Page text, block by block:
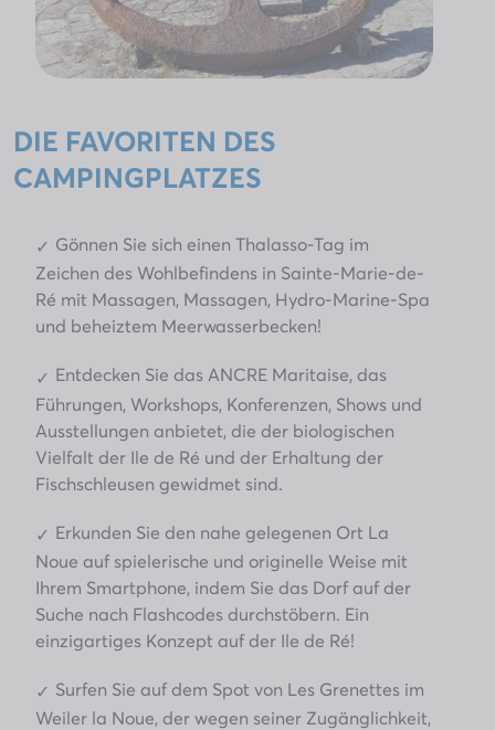
DIE FAVORITEN DES
CAMPINGPLATZES
Gönnen Sie sich einen Thalasso-Tag im
Zeichen des Wohlbefindens in Sainte-Marie-de-
Ré mit Massagen, Massagen, Hydro-Marine-Spa
und beheiztem Meerwasserbecken!
Entdecken Sie das ANCRE Maritaise, das
Führungen, Workshops, Konferenzen, Shows und
Ausstellungen anbietet, die der biologischen
Vielfalt der Ile de Ré und der Erhaltung der
Fischschleusen gewidmet sind.
Erkunden Sie den nahe gelegenen Ort La
Noue auf spielerische und originelle Weise mit
Ihrem Smartphone, indem Sie das Dorf auf der
Suche nach Flashcodes durchstöbern. Ein
einzigartiges Konzept auf der Ile de Ré!
Surfen Sie auf dem Spot von Les Grenettes im
Weiler la Noue, der wegen seiner Zugänglichkeit,